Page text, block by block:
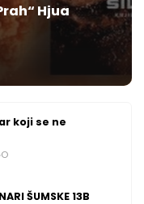
Hjua
koji se ne
ŠUMSKE 13B